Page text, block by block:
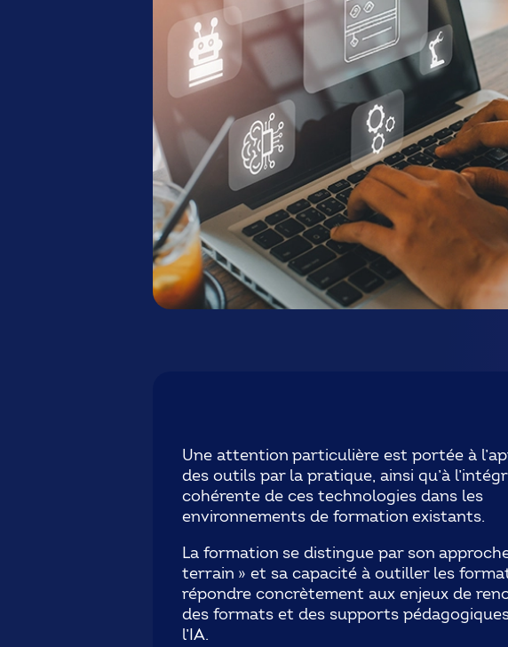
Une attention particulière est portée à
des outils par la pratique, ainsi qu’à
cohérente de ces technologies dans les
environnements de formation existants.
La formation se distingue par son
terrain » et sa capacité à outiller les
répondre concrètement aux enjeux de
des formats et des supports pédagogiques
l’IA.